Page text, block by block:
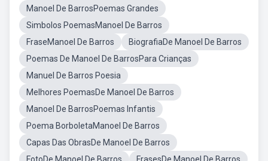
Manoel De BarrosPoemas Grandes
Simbolos PoemasManoel De Barros
FraseManoel De Barros
BiografiaDe Manoel De Barros
Poemas De Manoel De BarrosPara Crianças
Manuel De Barros Poesia
Melhores PoemasDe Manoel De Barros
Manoel De BarrosPoemas Infantis
Poema BorboletaManoel De Barros
Capas Das ObrasDe Manoel De Barros